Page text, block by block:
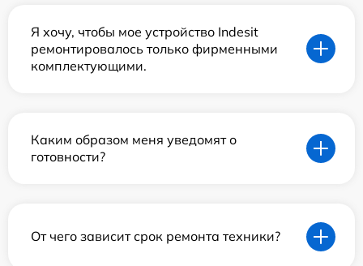
Я хочу, чтобы мое устройство Indesit
ремонтировалось только фирменными
комплектующими.
Каким образом меня уведомят о
готовности?
От чего зависит срок ремонта техники?